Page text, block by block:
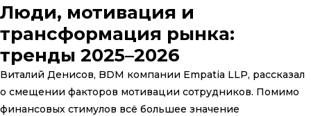
Люди, мотивация и
трансформация рынка:
тренды 2025–2026
Виталий Денисов, BDM компании Empatia LLP, рассказал
о смещении факторов мотивации сотрудников. Помимо
финансовых стимулов всё большее значение